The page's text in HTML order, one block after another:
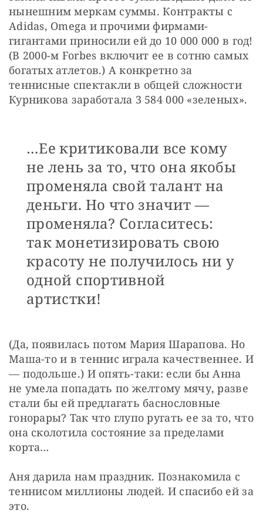
нынешним меркам суммы. Контракты с
Adidas, Omega и прочими фирмами-
гигантами приносили ей до 10 000 000 в год!
(В 2000-м Forbes включит ее в сотню самых
богатых атлетов.) А конкретно за
теннисные спектакли в общей сложности
Курникова заработала 3 584 000 «зеленых».
…Ее критиковали все кому
не лень за то, что она якобы
променяла свой талант на
деньги. Но что значит —
променяла? Согласитесь:
так монетизировать свою
красоту не получилось ни у
одной спортивной
артистки!
(Да, появилась потом Мария Шарапова. Но
Маша-то и в теннис играла качественнее. И
— подольше.) И опять-таки: если бы Анна
не умела попадать по желтому мячу, разве
стали бы ей предлагать баснословные
гонорары? Так что глупо ругать ее за то, что
она сколотила состояние за пределами
корта…
Аня дарила нам праздник. Познакомила с
теннисом миллионы людей. И спасибо ей за
это.